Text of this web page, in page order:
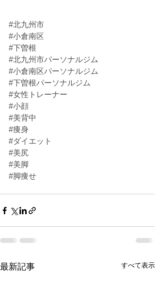
#北九州市
#小倉南区
#下曽根
#北九州市パーソナルジム
#小倉南区パーソナルジム
#下曽根パーソナルジム
#女性トレーナー
#小顔
#美背中
#痩身
#ダイエット
#美尻
#美脚
#脚痩せ
最新記事 すべて表示